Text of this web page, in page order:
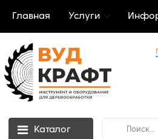
Главная Услуги
Каталог